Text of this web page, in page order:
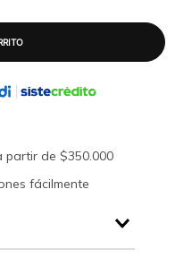
partir de $350.000
fácilmente